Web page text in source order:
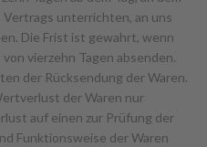
unterrichten, an uns
Die Frist ist gewahrt, wenn
vierzehn Tagen absenden.
der Rücksendung der Waren.
der Waren nur
auf einen zur Prüfung der
Funktionsweise der Waren